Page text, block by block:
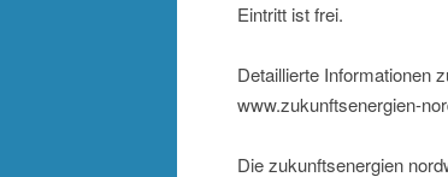
Eintritt ist frei.
Detaillierte Informationen
www.zukunftsenergien-
Die zukunftsenergien